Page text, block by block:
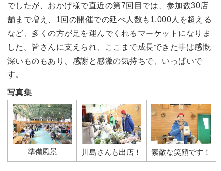
でしたが、おかげ様で直近の第7回目では、参加数30店
舗まで増え、1回の開催での延べ人数も1,000人を超える
など、多くの方が足を運んでくれるマーケットになりま
した。皆さんに支えられ、ここまで成長できた事は感慨
深いものもあり、感謝と感激の気持ちで、いっぱいで
す。
写真集
準備風景 川島さんも出店！ 素敵な笑顔です！